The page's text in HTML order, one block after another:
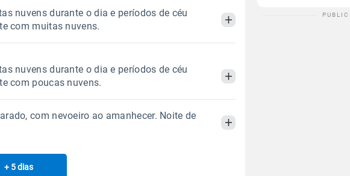
Noite
0.0mm
73%100%
06:38h às 17:52h
Minguante
nuvens durante o dia e períodos de céu
com muitas nuvens.
Tarde Noite
Chuva
0.0mm
Umidade do ar
65%94%
06:38h às 17:53h
nuvens durante o dia e períodos de céu
com poucas nuvens.
Chuva
com nevoeiro ao amanhecer. Noite de
ManhãTarde
+ 5 dias